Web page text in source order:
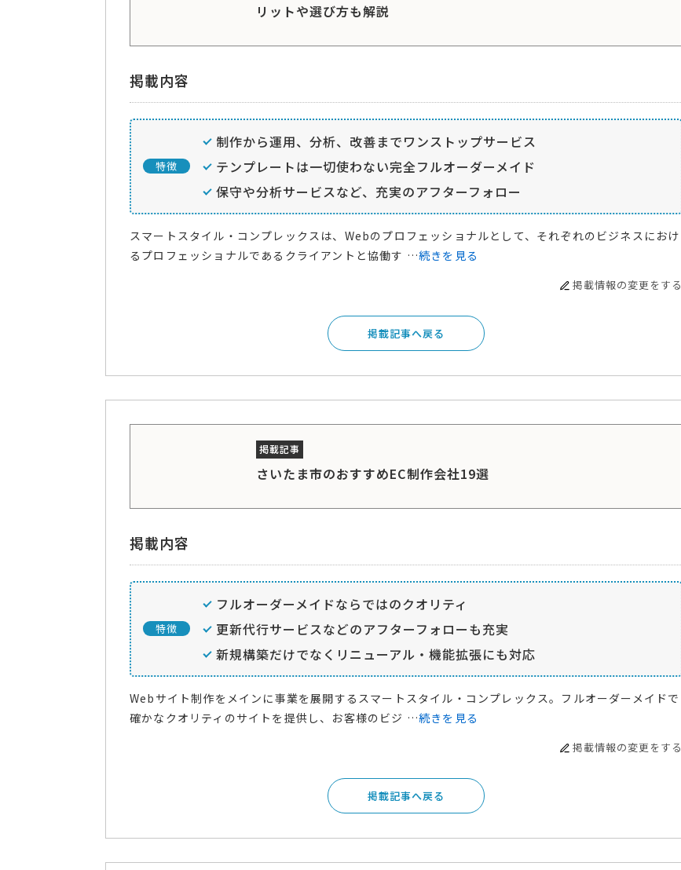
リットや選び方も解説
掲載内容
特徴
制作から運用、分析、改善までワンストップサービス
テンプレートは一切使わない完全フルオーダーメイド
保守や分析サービスなど、充実のアフターフォロー
スマートスタイル・コンプレックスは、Webのプロフェッショナルとして、それぞれのビジネスにおけ
るプロフェッショナルであるクライアントと協働す …続きを見る
掲載情報の変更をする
掲載記事へ戻る
さいたま市のおすすめEC制作会社19選
掲載内容
特徴
フルオーダーメイドならではのクオリティ
更新代行サービスなどのアフターフォローも充実
新規構築だけでなくリニューアル・機能拡張にも対応
Webサイト制作をメインに事業を展開するスマートスタイル・コンプレックス。フルオーダーメイドで
確かなクオリティのサイトを提供し、お客様のビジ …続きを見る
掲載情報の変更をする
掲載記事へ戻る